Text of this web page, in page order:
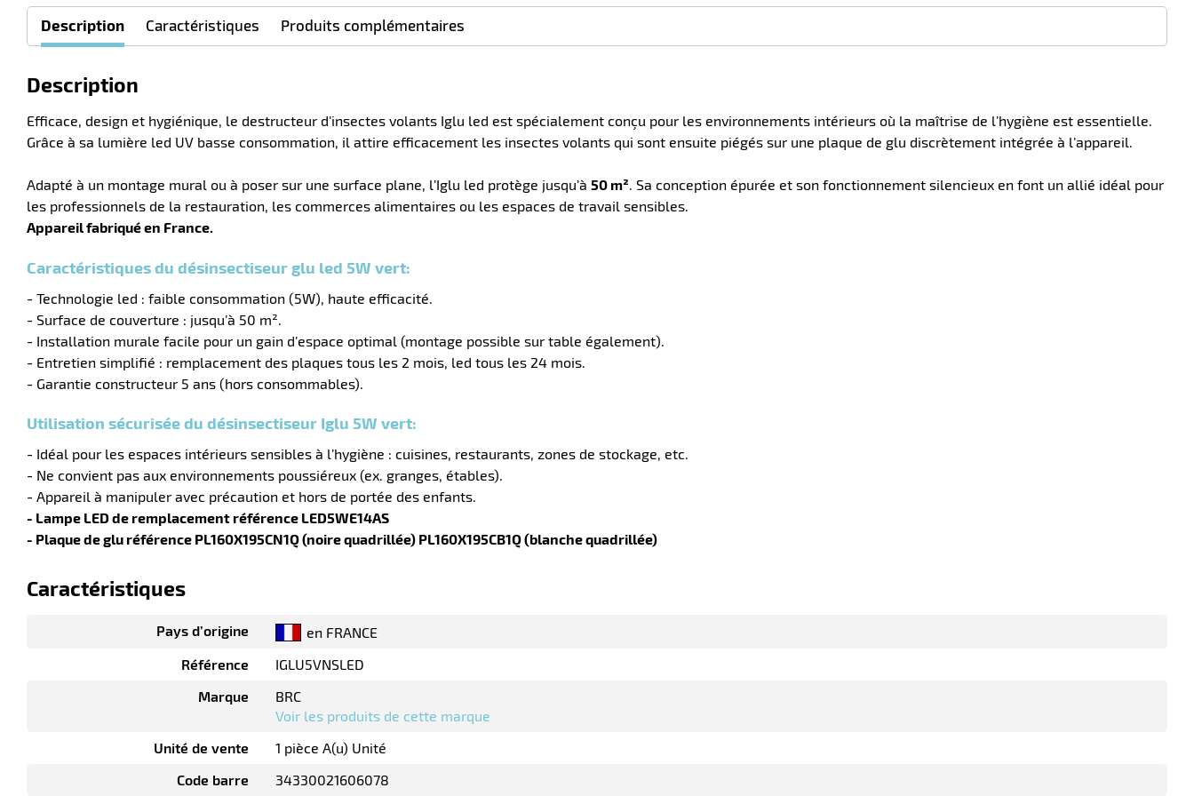
Description Caractéristiques Produits complémentaires
Description
Efficace, design et hygiénique, le destructeur d’insectes volants Iglu led est spécialement conçu pour les environnements intérieurs où la maîtrise de l’hygiène est essentielle.
Grâce à sa lumière led UV basse consommation, il attire efficacement les insectes volants qui sont ensuite piégés sur une plaque de glu discrètement intégrée à l’appareil.
Adapté à un montage mural ou à poser sur une surface plane, l’Iglu led protège jusqu’à 50 m². Sa conception épurée et son fonctionnement silencieux en font un allié idéal pour
les professionnels de la restauration, les commerces alimentaires ou les espaces de travail sensibles.
Appareil fabriqué en France.
Caractéristiques du désinsectiseur glu led 5W vert:
- Technologie led : faible consommation (5W), haute efficacité.
- Surface de couverture : jusqu’à 50 m².
- Installation murale facile pour un gain d’espace optimal (montage possible sur table également).
- Entretien simplifié : remplacement des plaques tous les 2 mois, led tous les 24 mois.
- Garantie constructeur 5 ans (hors consommables).
Utilisation sécurisée du désinsectiseur Iglu 5W vert:
- Idéal pour les espaces intérieurs sensibles à l’hygiène : cuisines, restaurants, zones de stockage, etc.
- Ne convient pas aux environnements poussiéreux (ex. granges, étables).
- Appareil à manipuler avec précaution et hors de portée des enfants.
- Lampe LED de remplacement référence LED5WE14AS
- Plaque de glu référence PL160X195CN1Q (noire quadrillée) PL160X195CB1Q (blanche quadrillée)
Caractéristiques
Pays d’origine
en FRANCE
Référence
IGLU5VNSLED
Marque
BRC
Voir les produits de cette marque
Unité de vente
1 pièce A(u) Unité
Code barre
34330021606078